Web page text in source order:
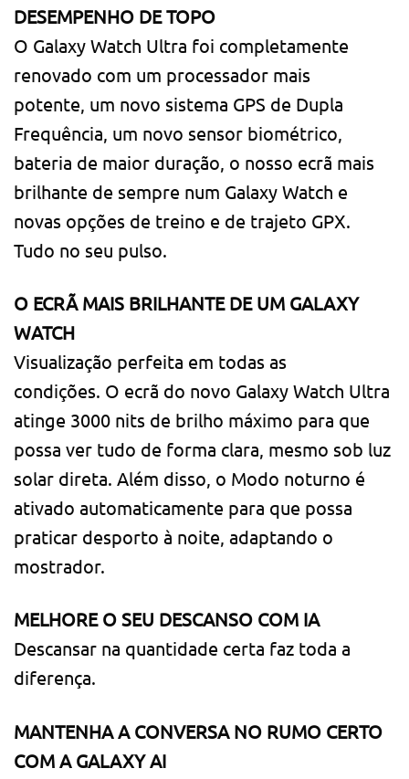
DESEMPENHO DE TOPO
O Galaxy Watch Ultra foi completamente
renovado com um processador mais
potente, um novo sistema GPS de Dupla
Frequência, um novo sensor biométrico,
bateria de maior duração, o nosso ecrã mais
brilhante de sempre num Galaxy Watch e
novas opções de treino e de trajeto GPX.
Tudo no seu pulso.
O ECRÃ MAIS BRILHANTE DE UM GALAXY
WATCH
Visualização perfeita em todas as
condições. O ecrã do novo Galaxy Watch Ultra
atinge 3000 nits de brilho máximo para que
possa ver tudo de forma clara, mesmo sob luz
solar direta. Além disso, o Modo noturno é
ativado automaticamente para que possa
praticar desporto à noite, adaptando o
mostrador.
MELHORE O SEU DESCANSO COM IA
Descansar na quantidade certa faz toda a
diferença.
MANTENHA A CONVERSA NO RUMO CERTO
COM A GALAXY AI